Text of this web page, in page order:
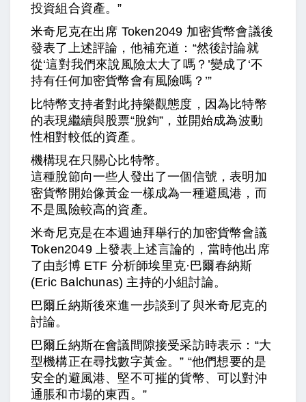
投資組合資產。”
米奇尼克在出席 Token2049 加密貨幣會議後
發表了上述評論，他補充道：“然後討論就
從‘這對我們來說風險太大了嗎？’變成了‘不
持有任何加密貨幣會有風險嗎？’”
比特幣支持者對此持樂觀態度，因為比特幣
的表現繼續與股票“脫鉤”，並開始成為波動
性相對較低的資產。
機構現在只關心比特幣。
這種脫節向一些人發出了一個信號，表明加
密貨幣開始像黃金一樣成為一種避風港，而
不是風險較高的資產。
米奇尼克是在本週迪拜舉行的加密貨幣會議
Token2049 上發表上述言論的，當時他出席
了由彭博 ETF 分析師埃里克·巴爾春納斯
(Eric Balchunas) 主持的小組討論。
巴爾丘納斯後來進一步談到了與米奇尼克的
討論。
巴爾丘納斯在會議間隙接受采訪時表示：“大
型機構正在尋找數字黃金。” “他們想要的是
安全的避風港、堅不可摧的貨幣、可以對沖
通脹和市場的東西。”